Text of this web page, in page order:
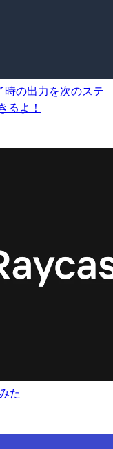
時の出力を次のステ
るよ！
た